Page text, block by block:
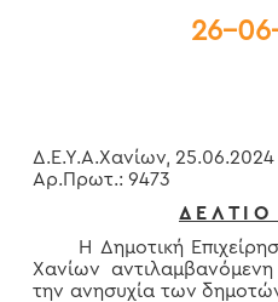
26-
Δ.Ε.Υ.Α.Χανίων, 25.06.2024
Αρ.Πρωτ.: 9473
Δ Ε Λ Τ Ι
Η Δημοτική
Χανίων
την ανησυχία των